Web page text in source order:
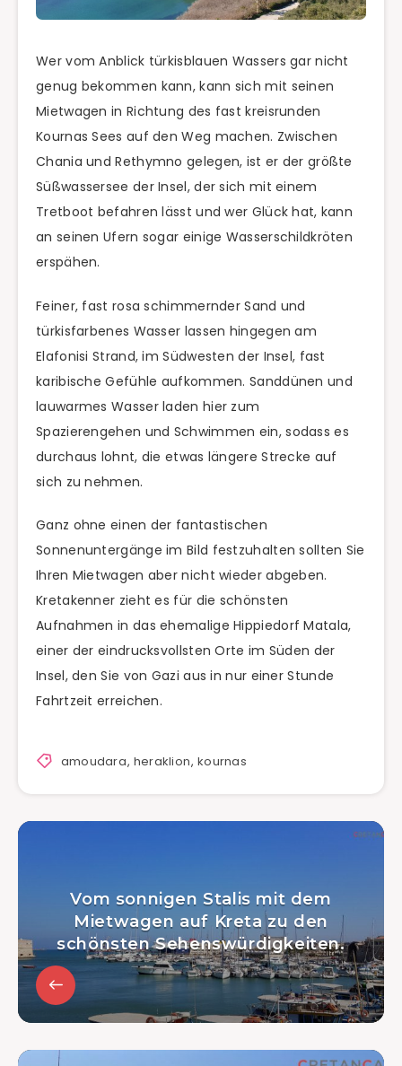
Wer vom Anblick türkisblauen Wassers gar nicht
genug bekommen kann, kann sich mit seinen
Mietwagen in Richtung des fast kreisrunden
Kournas Sees auf den Weg machen. Zwischen
Chania und Rethymno gelegen, ist er der größte
Süßwassersee der Insel, der sich mit einem
Tretboot befahren lässt und wer Glück hat, kann
an seinen Ufern sogar einige Wasserschildkröten
erspähen.
Feiner, fast rosa schimmernder Sand und
türkisfarbenes Wasser lassen hingegen am
Elafonisi Strand, im Südwesten der Insel, fast
karibische Gefühle aufkommen. Sanddünen und
lauwarmes Wasser laden hier zum
Spazierengehen und Schwimmen ein, sodass es
durchaus lohnt, die etwas längere Strecke auf
sich zu nehmen.
Ganz ohne einen der fantastischen
Sonnenuntergänge im Bild festzuhalten sollten Sie
Ihren Mietwagen aber nicht wieder abgeben.
Kretakenner zieht es für die schönsten
Aufnahmen in das ehemalige Hippiedorf Matala,
einer der eindrucksvollsten Orte im Süden der
Insel, den Sie von Gazi aus in nur einer Stunde
Fahrtzeit erreichen.
amoudara, heraklion, kournas
Vom sonnigen Stalis mit dem
Mietwagen auf Kreta zu den
schönsten Sehenswürdigkeiten.